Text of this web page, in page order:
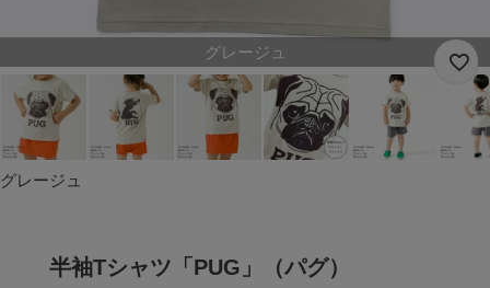
グレージュ
グレージュ
半袖Tシャツ「PUG」（パグ）